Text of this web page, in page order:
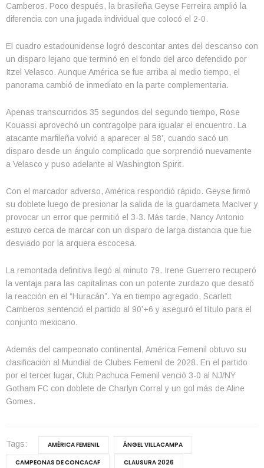
Camberos. Poco después, la brasileña Geyse Ferreira amplió la
diferencia con una jugada individual que colocó el 2-0.
El cuadro estadounidense logró descontar antes del descanso con
un disparo lejano que terminó en el fondo del arco defendido por
Itzel Velasco. Aunque América se fue arriba al medio tiempo, el
panorama cambió de inmediato en la parte complementaria.
Apenas transcurridos 35 segundos del segundo tiempo, Rose
Kouassi aprovechó un contragolpe para igualar el encuentro. La
atacante marfileña volvió a aparecer al 58’, cuando sacó un
disparo desde un ángulo complicado que sorprendió nuevamente
a Velasco y puso adelante al Washington Spirit.
Con el marcador adverso, América respondió rápido. Geyse firmó
su doblete luego de presionar la salida de la guardameta MacIver y
provocar un error que permitió el 3-3. Más tarde, Nancy Antonio
estuvo cerca de marcar con un disparo de larga distancia que fue
desviado por la arquera escocesa.
La remontada definitiva llegó al minuto 79. Irene Guerrero recuperó
la ventaja para las capitalinas con un potente zurdazo que desató
la reacción en el “Huracán”. Ya en tiempo agregado, Scarlett
Camberos sentenció el partido al 90’+6 y aseguró el título para el
conjunto mexicano.
Además del campeonato continental, América Femenil obtuvo su
clasificación al Mundial de Clubes Femenil de 2028. En el partido
por el tercer lugar, Club Pachuca Femenil venció 3-0 al NJ/NY
Gotham FC con doblete de Charlyn Corral y un gol más de Aline
Gomes.
Tags: AMÉRICA FEMENIL
ÁNGEL VILLACAMPA
CAMPEONAS DE CONCACAF
CLAUSURA 2026